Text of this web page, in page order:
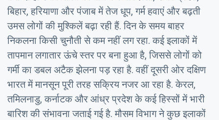
बिहार, हरियाणा और पंजाब में तेज धूप, गर्म हवाएं और बढ़ती
उमस लोगों की मुश्किलें बढ़ा रही हैं. दिन के समय बाहर
निकलना किसी चुनौती से कम नहीं लग रहा. कई इलाकों में
तापमान लगातार ऊंचे स्तर पर बना हुआ है, जिससे लोगों को
गर्मी का डबल अटैक झेलना पड़ रहा है. वहीं दूसरी ओर दक्षिण
भारत में मानसून पूरी तरह सक्रिय नजर आ रहा है. केरल,
तमिलनाडु, कर्नाटक और आंध्र प्रदेश के कई हिस्सों में भारी
बारिश की संभावना जताई गई है. मौसम विभाग ने कुछ इलाकों